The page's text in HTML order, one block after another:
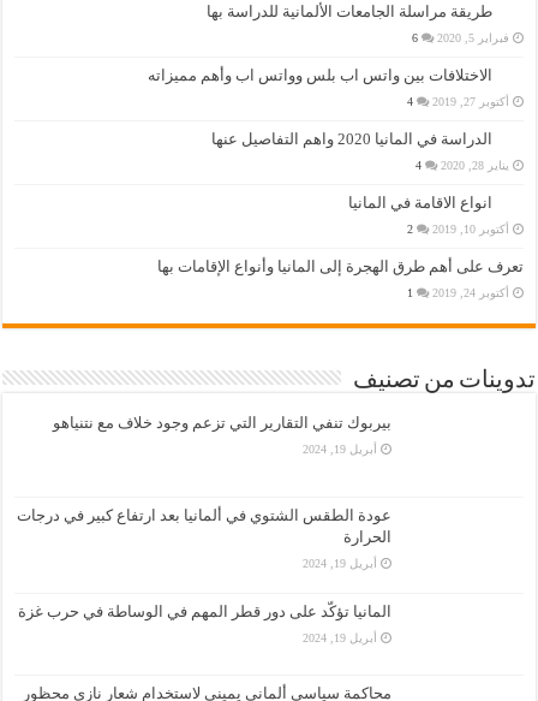
طريقة مراسلة الجامعات الألمانية للدراسة بها
فبراير 5, 2020 6
الاختلافات بين واتس اب بلس وواتس اب وأهم مميزاته
أكتوبر 27, 2019 4
الدراسة في المانيا 2020 واهم التفاصيل عنها
يناير 28, 2020 4
انواع الاقامة في المانيا
أكتوبر 10, 2019 2
تعرف على أهم طرق الهجرة إلى المانيا وأنواع الإقامات بها
أكتوبر 24, 2019 1
تدوينات من تصنيف
بيربوك تنفي التقارير التي تزعم وجود خلاف مع نتنياهو
أبريل 19, 2024
عودة الطقس الشتوي في ألمانيا بعد ارتفاع كبير في درجات
الحرارة
أبريل 19, 2024
المانيا تؤكّد على دور قطر المهم في الوساطة في حرب غزة
أبريل 19, 2024
محاكمة سياسي ألماني يميني لاستخدام شعار نازي محظور